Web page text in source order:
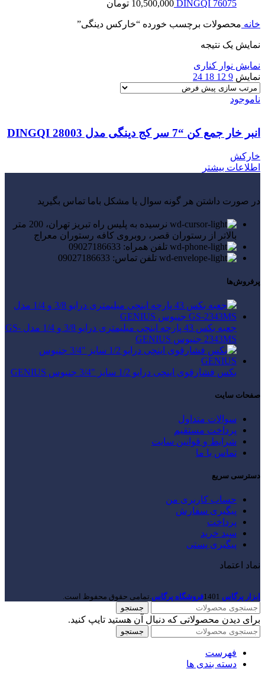
76075 DINGQI
10,500,000 تومان
خانه محصولات برچسب خورده “خارکس دینگی”
نمایش یک نتیجه
نمایش نوار کناری
نمایش 9
12
18
24
ناموجود
انبر خار جمع کن “7 سر کج دینگی مدل 28003 DINGQI
خارکش
اطلاعات بیشتر
در صورت داشتن هر گونه سوال یا مشکل باما تماس بگیرید
نرسیده به پلیس راه تبریز تهران، 200 متر
بالاتر از رستوران قصر، روبروی کافه رستوران معراج
تلفن همراه: 09027186633
تلفن تماس: 09027186633
پرفروش‌ها
جعبه بکس 43 پارچه اینچی میلیمتری درایو 3/8 و 1/4 مدل GS-
2343MS جنیوس GENIUS
بکس فشارقوی اینچی درایو 1/2 سایز "3/4 جنیوس GENIUS
صفحات سایت
سوالات متداول
پرداخت مستقیم
شرایط و قوانین سایت
تماس با ما
دسترسی سریع
حساب کاربری من
پیگیری سفارش
پرداخت
سبد خرید
پیگیری پستی
نماد اعتماد
ابزار پرگاس 1401فروشگاه پرگاس.تمامی حقوق محفوظ است.
جستجو
برای دیدن محصولاتی که دنبال آن هستید تایپ کنید.
جستجو
فهرست
دسته بندی ها